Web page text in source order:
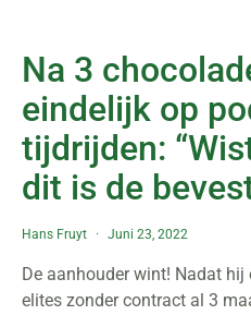
Na 3
eindelijk op
tijdrijden:
dit is de
Hans Fruyt Juni 23, 2022
De aanhouder wint! Nadat
elites zonder contract al 3